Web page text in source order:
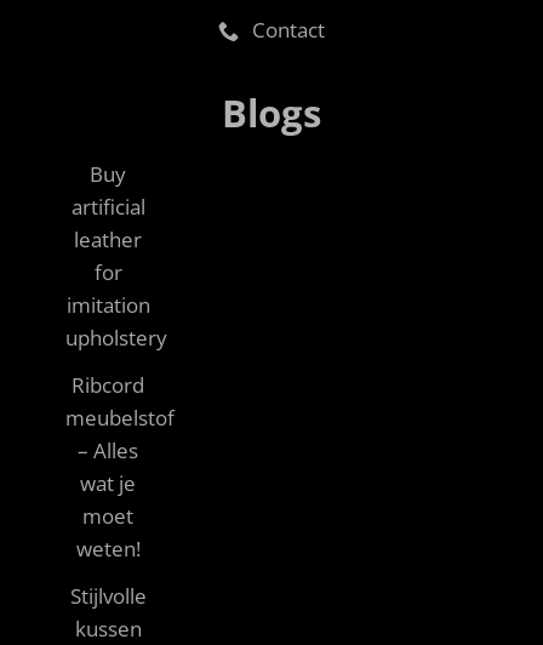
Contact
Blogs
Buy
artificial
leather
for
imitation
upholstery
Ribcord
meubelstof
– Alles
wat je
moet
weten!
Stijlvolle
kussen